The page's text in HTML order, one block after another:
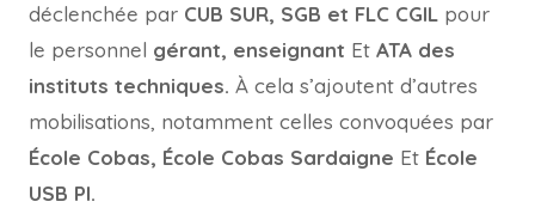
déclenchée par CUB SUR, SGB et FLC CGIL pour
le personnel gérant, enseignant Et ATA des
instituts techniques. À cela s’ajoutent d’autres
mobilisations, notamment celles convoquées par
École Cobas, École Cobas Sardaigne Et École
USB PI.